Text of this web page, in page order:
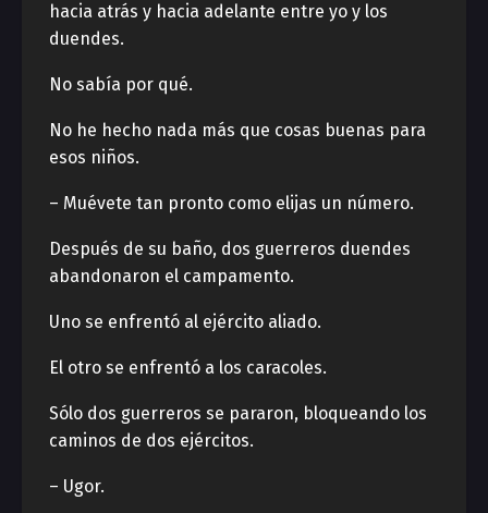
hacia atrás y hacia adelante entre yo y los
duendes.
No sabía por qué.
No he hecho nada más que cosas buenas para
esos niños.
– Muévete tan pronto como elijas un número.
Después de su baño, dos guerreros duendes
abandonaron el campamento.
Uno se enfrentó al ejército aliado.
El otro se enfrentó a los caracoles.
Sólo dos guerreros se pararon, bloqueando los
caminos de dos ejércitos.
– Ugor.